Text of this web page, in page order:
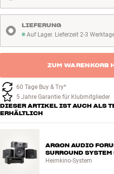
Auf Lager. Lieferzeit 2-3 Werktage
Auf Lager. Lieferzeit 2-3
LIEFERUNG
ZUM WARENKORB
60 Tage Buy & Try*
5 Jahre Garantie für Klubmitglieder
DIESER ARTIKEL IST AUCH ALS
ERHÄLTLICH
ARGON AUDIO
SURROUND
Heimkino-System